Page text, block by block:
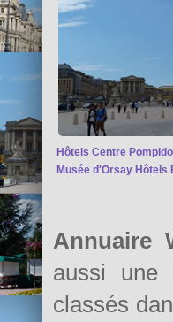
Hôtels Centre
Musée d'Orsay Hôtels
Annuaire
aussi une
classés